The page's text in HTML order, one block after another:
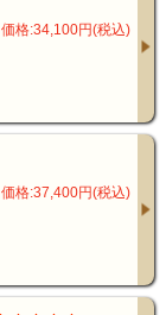
価格:34,100円(税込)
価格:37,400円(税込)